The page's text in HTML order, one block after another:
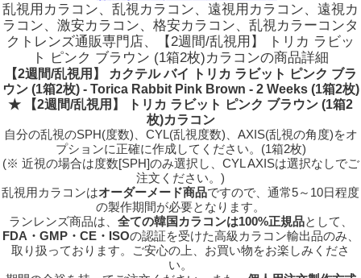
乱視用カラコン、乱視カラコン、遠視用カラコン、遠視カ
ラコン、激安カラコン、格安カラコン、乱視カラーコンタ
クトレンズ通販専門店、【2週間/乱視用】 トリカ ラビッ
ト ピンク ブラウン (1箱2枚)カラコンの商品詳細
【2週間/乱視用】 カクテル バイ トリカ ラビット ピンク ブラ
ウン (1箱2枚) - Torica Rabbit Pink Brown - 2 Weeks (1箱2枚)
★ 【2週間/乱視用】 トリカ ラビット ピンク ブラウン (1箱2
枚)カラコン
自分の乱視のSPH(度数)、CYL(乱視度数)、AXIS(乱視の角度)をオ
プションに正確に作成してください。(1箱2枚)
(※ 近視の場合は度数[SPH]のみ選択し、CYL AXISは選択なしでご
注文ください。)
乱視用カラコンはオーダーメード商品ですので、 通常5～10日程度
の製作期間が必要となります。
ランレンズ商品は、 全ての韓国カラコンは100%正規品として、
FDA・GMP・CE・ISOの認証を受けた高級カラコン輸出品のみ、
取り扱っております。ご安心の上、お買い物をお楽しみくださ
い。